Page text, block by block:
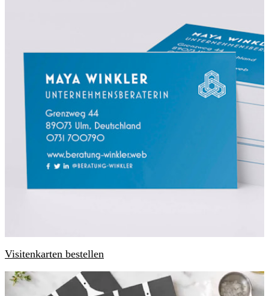
Visitenkarten bestellen